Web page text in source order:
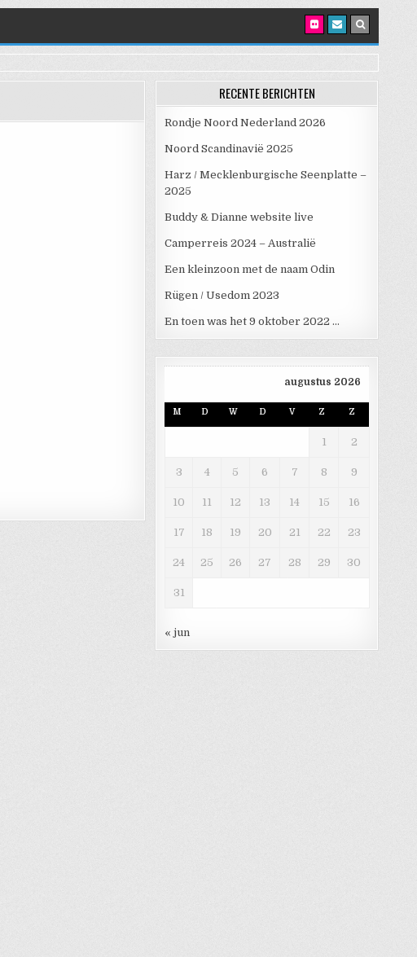
RECENTE BERICHTEN
Rondje Noord Nederland 2026
Noord Scandinavië 2025
Harz / Mecklenburgische Seenplatte –
2025
Buddy & Dianne website live
Camperreis 2024 – Australië
Een kleinzoon met de naam Odin
Rügen / Usedom 2023
En toen was het 9 oktober 2022 …
augustus 2026
M D W D V Z Z
1 2
3 4 5 6 7 8 9
10 11 12 13 14 15 16
17 18 19 20 21 22 23
24 25 26 27 28 29 30
31
« jun